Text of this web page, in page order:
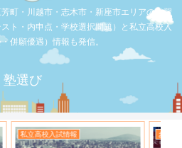
町・川越市・志木市・新座市エリアの学習
ト・内申点・学校選択問題）と私立高校入
併願優遇）情報も発信。
塾選び
お店の覆面取材